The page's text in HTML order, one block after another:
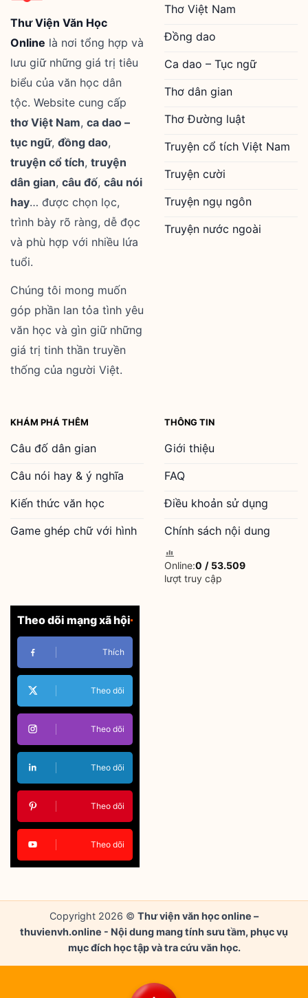
Thư Viện Văn Học
Online là nơi tổng hợp và
lưu giữ những giá trị tiêu
biểu của văn học dân
tộc. Website cung cấp
thơ Việt Nam, ca dao –
tục ngữ, đồng dao,
truyện cổ tích, truyện
dân gian, câu đố, câu nói
hay… được chọn lọc,
trình bày rõ ràng, dễ đọc
và phù hợp với nhiều lứa
tuổi.
Chúng tôi mong muốn
góp phần lan tỏa tình yêu
văn học và gìn giữ những
giá trị tinh thần truyền
thống của người Việt.
Thơ Việt Nam
Đồng dao
Ca dao – Tục ngữ
Thơ dân gian
Thơ Đường luật
Truyện cổ tích Việt Nam
Truyện cười
Truyện ngụ ngôn
Truyện nước ngoài
KHÁM PHÁ THÊM
Câu đố dân gian
Câu nói hay & ý nghĩa
Kiến thức văn học
Game ghép chữ với hình
THÔNG TIN
Giới thiệu
FAQ
Điều khoản sử dụng
Chính sách nội dung
Online:0 / 53.509
lượt truy cập
Theo dõi mạng xã hội
Thích
Theo dõi
Theo dõi
Theo dõi
Theo dõi
Theo dõi
Copyright 2026 © Thư viện văn học online –
thuvienvh.online - Nội dung mang tính sưu tầm, phục vụ
mục đích học tập và tra cứu văn học.